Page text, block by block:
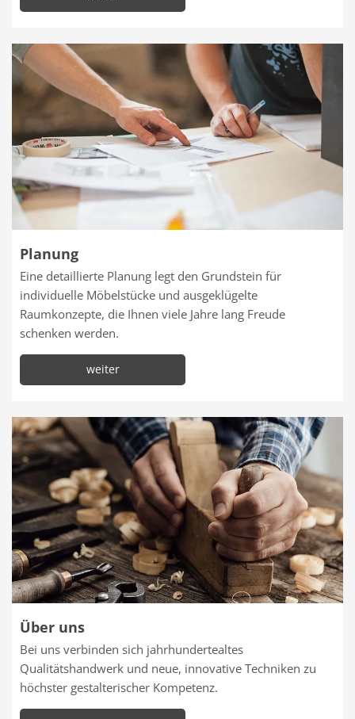
Planung
Eine detaillierte Planung legt den Grundstein für
individuelle Möbelstücke und ausgeklügelte
Raumkonzepte, die Ihnen viele Jahre lang Freude
schenken werden.
weiter
Über uns
Bei uns verbinden sich jahrhundertealtes
Qualitätshandwerk und neue, innovative Techniken zu
höchster gestalterischer Kompetenz.